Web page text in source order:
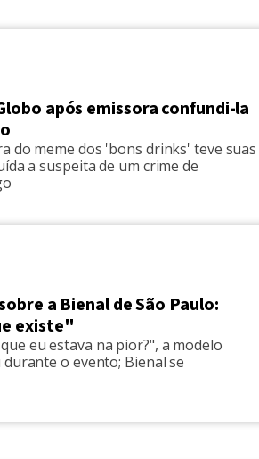
após emissora confundi-la
do meme dos 'bons drinks' teve suas
a suspeita de um crime de
a Bienal de São Paulo:
existe"
eu estava na pior?", a modelo
o evento; Bienal se